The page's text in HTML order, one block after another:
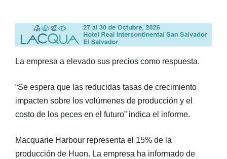
La empresa a elevado sus precios como respuesta.
“Se espera que las reducidas tasas de crecimiento
impacten sobre los volúmenes de producción y el
costo de los peces en el futuro” indica el informe.
Macquarie Harbour representa el 15% de la
producción de Huon. La empresa ha informado de